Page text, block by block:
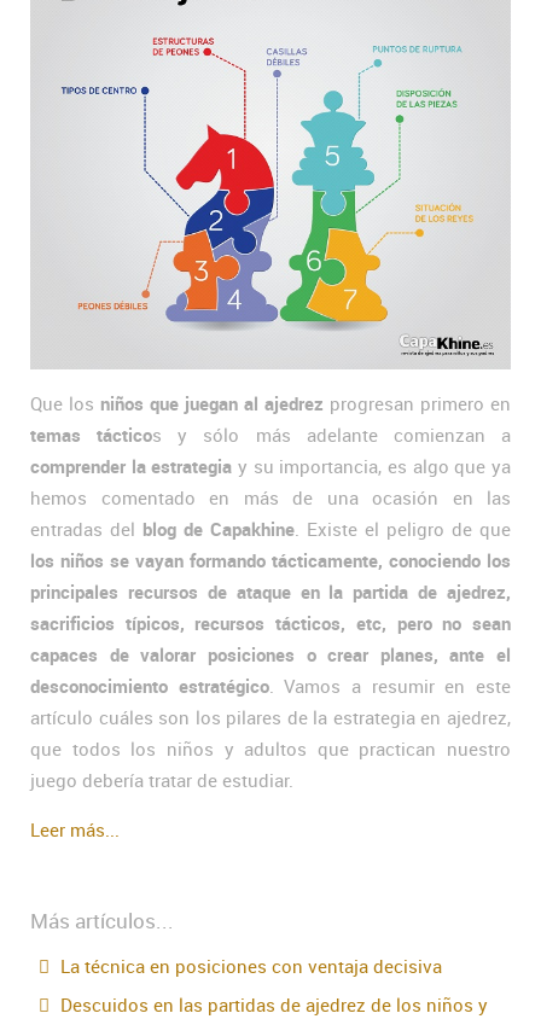
Que los niños que juegan al ajedrez progresan primero en
temas tácticos y sólo más adelante comienzan a
comprender la estrategia y su importancia, es algo que ya
hemos comentado en más de una ocasión en las
entradas del blog de Capakhine. Existe el peligro de que
los niños se vayan formando tácticamente, conociendo los
principales recursos de ataque en la partida de ajedrez,
sacrificios típicos, recursos tácticos, etc, pero no sean
capaces de valorar posiciones o crear planes, ante el
desconocimiento estratégico. Vamos a resumir en este
artículo cuáles son los pilares de la estrategia en ajedrez,
que todos los niños y adultos que practican nuestro
juego debería tratar de estudiar.
Leer más...
Más artículos...
La técnica en posiciones con ventaja decisiva
Descuidos en las partidas de ajedrez de los niños y